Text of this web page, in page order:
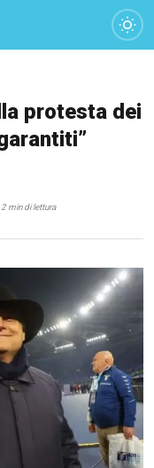
protesta dei
2 min di lettura